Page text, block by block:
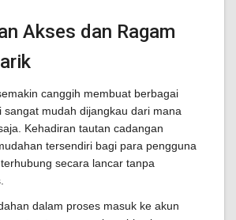
Akses dan Ragam
canggih membuat berbagai
sangat mudah dijangkau dari mana
Kehadiran tautan cadangan
tersendiri bagi para pengguna
secara lancar tanpa
dalam proses masuk ke akun